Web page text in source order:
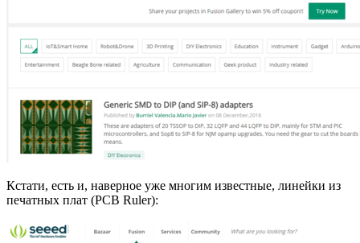
Кстати, есть и, наверное уже многим известные, линейки из
печатных плат (PCB Ruler):